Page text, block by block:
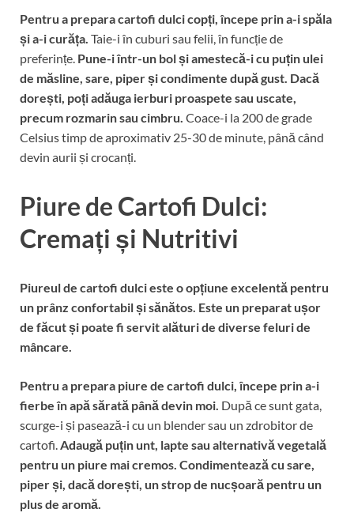
Pentru a prepara cartofi dulci copți, începe prin a-i spăla
și a-i curăța. Taie-i în cuburi sau felii, în funcție de
preferințe. Pune-i într-un bol și amestecă-i cu puțin ulei
de măsline, sare, piper și condimente după gust. Dacă
dorești, poți adăuga ierburi proaspete sau uscate,
precum rozmarin sau cimbru. Coace-i la 200 de grade
Celsius timp de aproximativ 25-30 de minute, până când
devin aurii și crocanți.
Piure de Cartofi Dulci:
Cremați și Nutritivi
Piureul de cartofi dulci este o opțiune excelentă pentru
un prânz confortabil și sănătos. Este un preparat ușor
de făcut și poate fi servit alături de diverse feluri de
mâncare.
Pentru a prepara piure de cartofi dulci, începe prin a-i
fierbe în apă sărată până devin moi. După ce sunt gata,
scurge-i și pasează-i cu un blender sau un zdrobitor de
cartofi.Adaugă puțin unt, lapte sau alternativă vegetală
pentru un piure mai cremos. Condimentează cu sare,
piper și, dacă dorești, un strop de nucșoară pentru un
plus de aromă.